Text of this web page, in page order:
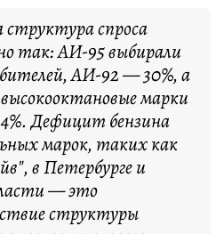
структура спроса
так: АИ-95 выбирали
АИ-92 — 30%, а
марки
4%. Дефицит бензина
марок, таких как
в Петербурге и
— это
структуры